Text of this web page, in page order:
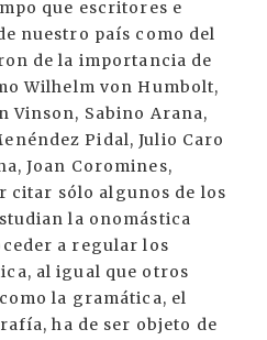
que escritores e
nuestro país como del
de la importancia de
Wilhelm von Humbolt,
Vinson, Sabino Arana,
Pidal, Julio Caro
Joan Coromines,
citar sólo algunos de los
la onomástica
a regular los
al igual que otros
la gramática, el
ha de ser objeto de